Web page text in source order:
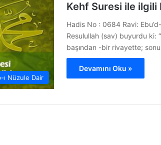
ı Nüzule Dair
Kehf Suresi ile ilgili
Hadis No : 0684 Ravi:
Resulullah (sav) buyurdu ki:
başından -bir rivayette;
Devamını Oku »